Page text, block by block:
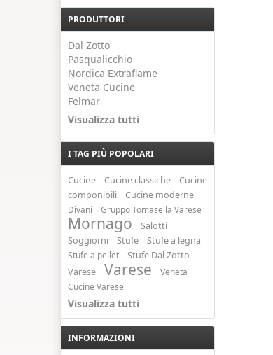
PRODUTTORI
Dal Zotto
Pasqualicchio
Nordica Extraflame
Veneta Cucine
Felmar
Visualizza tutti
I TAG PIÙ POPOLARI
Cucine Cucine classiche
Cucine
componibili
Cucine moderne
Divani Gruppo Tomasella Varese
Mornago
Salotti
Soggiorni
Stufe Stufe a legna
Stufe a pellet
Stufe Dal Zotto
Varese
Varese
Veneta
Cucine Varese
Visualizza tutti
INFORMAZIONI